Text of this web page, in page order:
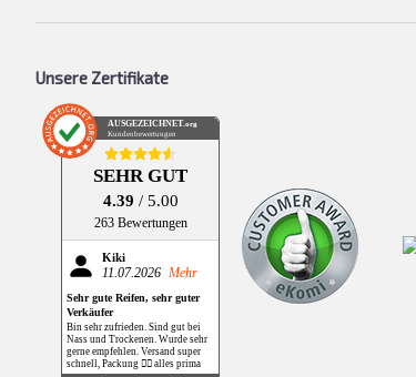
Unsere Zertifikate
AUSGEZEICHNET .org
Kundenbewertungen
SEHR GUT
4.39 / 5.00
263 Bewertungen
Kiki
11.07.2026 Mehr
Sehr gute Reifen, sehr guter
Verkäufer
Bin sehr zufrieden. Sind gut bei
Nass und Trockenen. Wurde sehr
gerne empfehlen. Versand super
schnell, Packung 👌🏻 alles prima